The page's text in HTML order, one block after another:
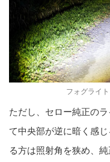
フォグライ
ただし、セロー純正の
て中央部が逆に暗く感
る方は照射角を狭め、